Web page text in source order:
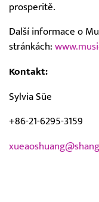
prosperitě.
Další informace o
stránkách:
Kontakt:
Sylvia Süe
+86-21-6295-3159